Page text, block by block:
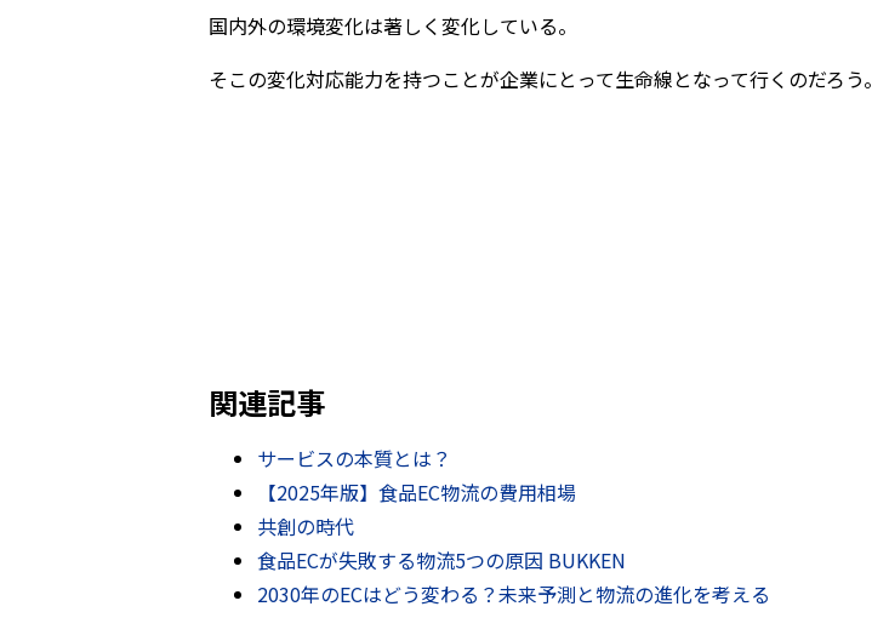
国内外の環境変化は著しく変化している。
そこの変化対応能力を持つことが企業にとって生命線となって行くのだろう。
関連記事
サービスの本質とは？
【2025年版】食品EC物流の費用相場
共創の時代
食品ECが失敗する物流5つの原因 BUKKEN
2030年のECはどう変わる？未来予測と物流の進化を考える